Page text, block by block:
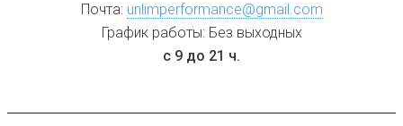
Почта: unlimperformance@gmail.com
График работы: Без выходных
с 9 до 21 ч.